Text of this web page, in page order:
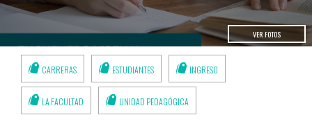
VER FOTOS
CARRERAS ESTUDIANTES INGRESO
LA FACULTAD UNIDAD PEDAGÓGICA